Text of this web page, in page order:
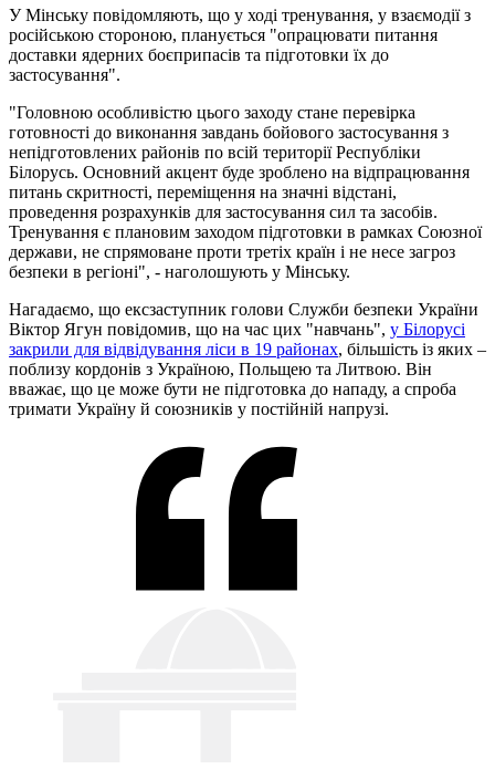
У Мінську повідомляють, що у ході тренування, у взаємодії з
російською стороною, планується "опрацювати питання
доставки ядерних боєприпасів та підготовки їх до
застосування".
"Головною особливістю цього заходу стане перевірка
готовності до виконання завдань бойового застосування з
непідготовлених районів по всій території Республіки
Білорусь. Основний акцент буде зроблено на відпрацювання
питань скритності, переміщення на значні відстані,
проведення розрахунків для застосування сил та засобів.
Тренування є плановим заходом підготовки в рамках Союзної
держави, не спрямоване проти третіх країн і не несе загроз
безпеки в регіоні", - наголошують у Мінську.
Нагадаємо, що ексзаступник голови Служби безпеки України
Віктор Ягун повідомив, що на час цих "навчань", у Білорусі
закрили для відвідування ліси в 19 районах, більшість із яких –
поблизу кордонів з Україною, Польщею та Литвою. Він
вважає, що це може бути не підготовка до нападу, а спроба
тримати Україну й союзників у постійній напрузі.